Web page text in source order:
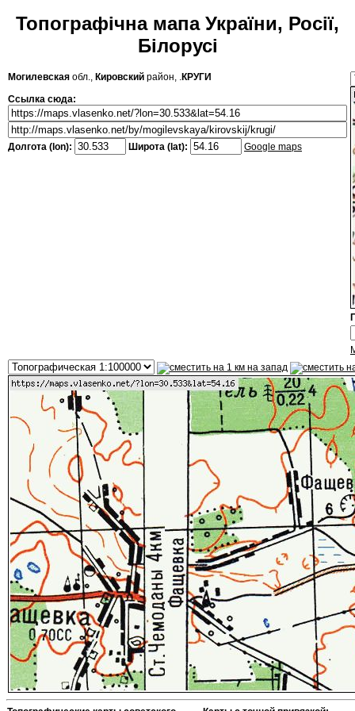
Топографічна мапа України, Росії,
Білорусі
Могилевская обл., Кировский район, .КРУГИ
Ссылка сюда:
Долгота (lon): Широта (lat): Google maps